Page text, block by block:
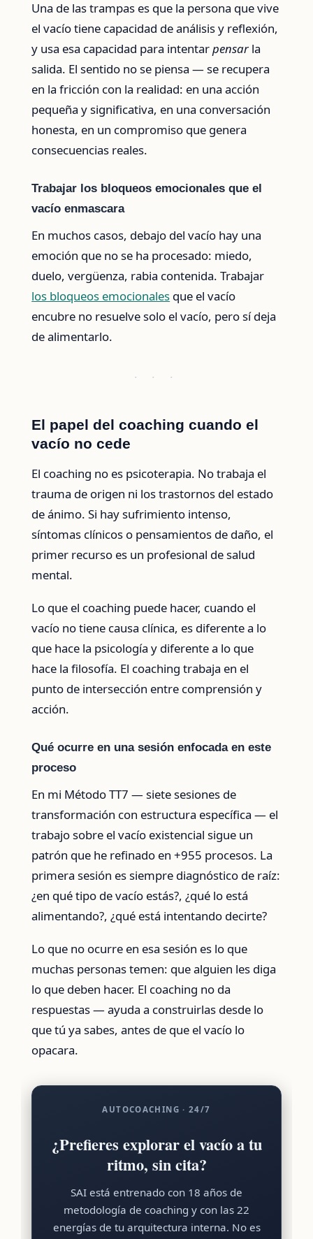
Una de las trampas es que la persona que vive
el vacío tiene capacidad de análisis y reflexión,
y usa esa capacidad para intentarpensar la
salida. El sentido no se piensa — se recupera
en la fricción con la realidad: en una acción
pequeña y significativa, en una conversación
honesta, en un compromiso que genera
consecuencias reales.
Trabajar los bloqueos emocionales que el
vacío enmascara
En muchos casos, debajo del vacío hay una
emoción que no se ha procesado: miedo,
duelo, vergüenza, rabia contenida. Trabajar
los bloqueos emocionales que el vacío
encubre no resuelve solo el vacío, pero sí deja
de alimentarlo.
· · ·
El papel del coaching cuando el
vacío no cede
El coaching no es psicoterapia. No trabaja el
trauma de origen ni los trastornos del estado
de ánimo. Si hay sufrimiento intenso,
síntomas clínicos o pensamientos de daño, el
primer recurso es un profesional de salud
mental.
Lo que el coaching puede hacer, cuando el
vacío no tiene causa clínica, es diferente a lo
que hace la psicología y diferente a lo que
hace la filosofía. El coaching trabaja en el
punto de intersección entre comprensión y
acción.
Qué ocurre en una sesión enfocada en este
proceso
En mi Método TT7 — siete sesiones de
transformación con estructura específica — el
trabajo sobre el vacío existencial sigue un
patrón que he refinado en +955 procesos. La
primera sesión es siempre diagnóstico de raíz:
¿en qué tipo de vacío estás?, ¿qué lo está
alimentando?, ¿qué está intentando decirte?
Lo que no ocurre en esa sesión es lo que
muchas personas temen: que alguien les diga
lo que deben hacer. El coaching no da
respuestas — ayuda a construirlas desde lo
que tú ya sabes, antes de que el vacío lo
opacara.
AUTOCOACHING · 24/7
¿Prefieres explorar el vacío a tu
ritmo, sin cita?
SAI está entrenado con 18 años de
metodología de coaching y con las 22
energías de tu arquitectura interna. No es